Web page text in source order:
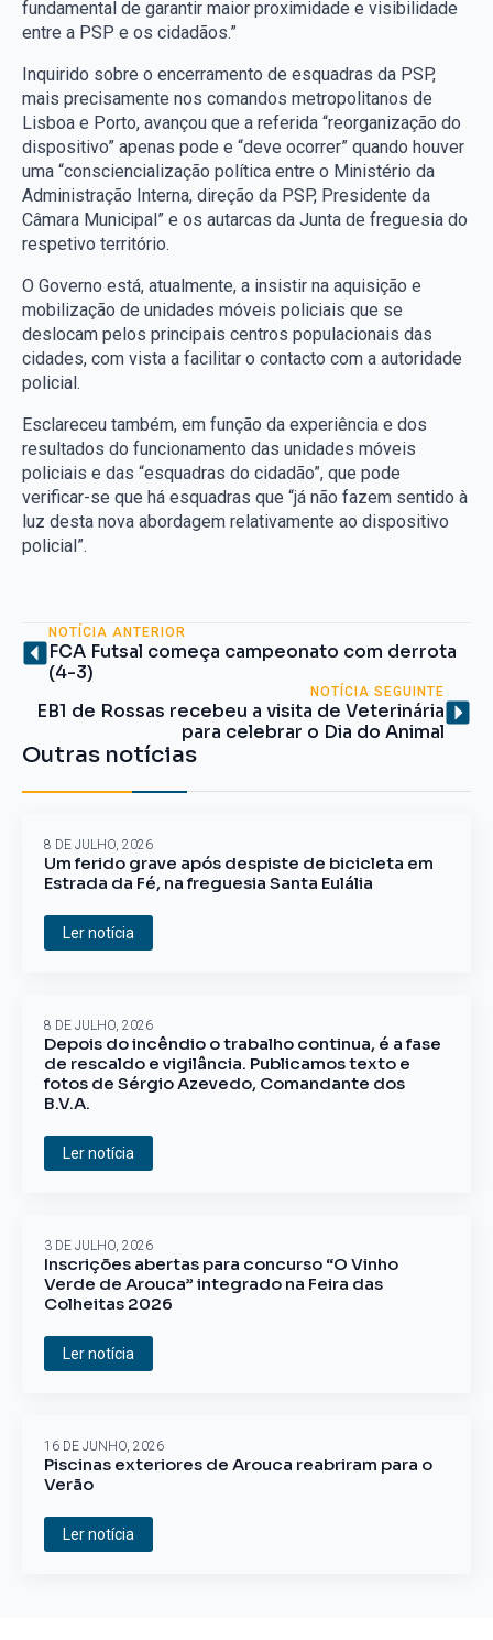
fundamental de garantir maior proximidade e visibilidade
entre a PSP e os cidadãos.”
Inquirido sobre o encerramento de esquadras da PSP,
mais precisamente nos comandos metropolitanos de
Lisboa e Porto, avançou que a referida “reorganização do
dispositivo” apenas pode e “deve ocorrer” quando houver
uma “consciencialização política entre o Ministério da
Administração Interna, direção da PSP, Presidente da
Câmara Municipal” e os autarcas da Junta de freguesia do
respetivo território.
O Governo está, atualmente, a insistir na aquisição e
mobilização de unidades móveis policiais que se
deslocam pelos principais centros populacionais das
cidades, com vista a facilitar o contacto com a autoridade
policial.
Esclareceu também, em função da experiência e dos
resultados do funcionamento das unidades móveis
policiais e das “esquadras do cidadão”, que pode
verificar-se que há esquadras que “já não fazem sentido à
luz desta nova abordagem relativamente ao dispositivo
policial”.
NOTÍCIA ANTERIOR
FCA Futsal começa campeonato com derrota
(4-3)
NOTÍCIA SEGUINTE
EB1 de Rossas recebeu a visita de Veterinária
para celebrar o Dia do Animal
Outras notícias
Um ferido grave após despiste de bicicleta em
Estrada da Fé, na freguesia Santa Eulália
8 DE JULHO, 2026
Ler notícia
Depois do incêndio o trabalho continua, é a fase
de rescaldo e vigilância. Publicamos texto e
fotos de Sérgio Azevedo, Comandante dos
B.V.A.
8 DE JULHO, 2026
Ler notícia
Inscrições abertas para concurso “O Vinho
Verde de Arouca” integrado na Feira das
Colheitas 2026
3 DE JULHO, 2026
Ler notícia
Piscinas exteriores de Arouca reabriram para o
Verão
16 DE JUNHO, 2026
Ler notícia